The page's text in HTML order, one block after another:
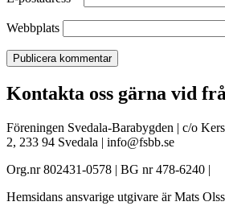
Webbplats
Kontakta oss gärna vid
Föreningen Svedala-Barabygden | c/o
2, 233 94 Svedala | info@fsbb.se
Org.nr 802431-0578 | BG nr 478-6240 |
Hemsidans ansvarige utgivare är Mats